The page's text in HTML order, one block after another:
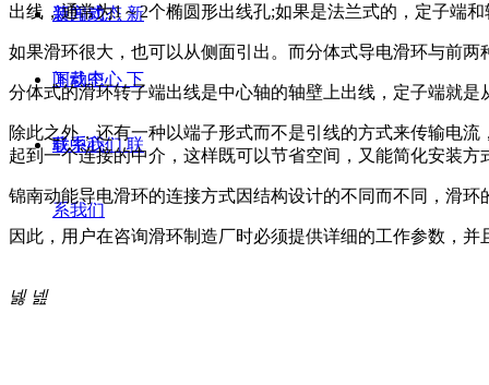
装方式
新闻动态 新
闻动态
下载中心 下
载中心
联系我们 联
系我们
出线，通常为1～2个椭圆形出线孔;如果是法兰式的，定子端
如果滑环很大，也可以从侧面引出。而分体式导电滑环与前两
分体式的滑环转子端出线是中心轴的轴壁上出线，定子端就
除此之外，还有一种以端子形式而不是引线的方式来传输电
起到一个连接的中介，这样既可以节省空间，又能简化安装方
锦南动能导电滑环的连接方式因结构设计的不同而不同，滑
因此，用户在咨询滑环制造厂时必须提供详细的工作参数，
넳 넲